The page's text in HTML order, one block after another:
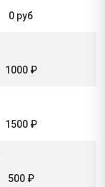
0 руб
1000 ₽
1500 ₽
500 ₽